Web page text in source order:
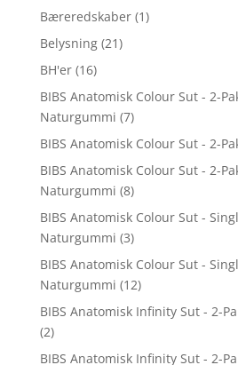
Bæreredskaber (1)
Belysning (21)
BH'er (16)
BIBS Anatomisk Colour Sut - 2-
Naturgummi (7)
BIBS Anatomisk Colour Sut - 2-
BIBS Anatomisk Colour Sut - 2-
Naturgummi (8)
BIBS Anatomisk Colour Sut -
Naturgummi (3)
BIBS Anatomisk Colour Sut -
Naturgummi (12)
BIBS Anatomisk Infinity Sut - 2-
(2)
BIBS Anatomisk Infinity Sut - 2-